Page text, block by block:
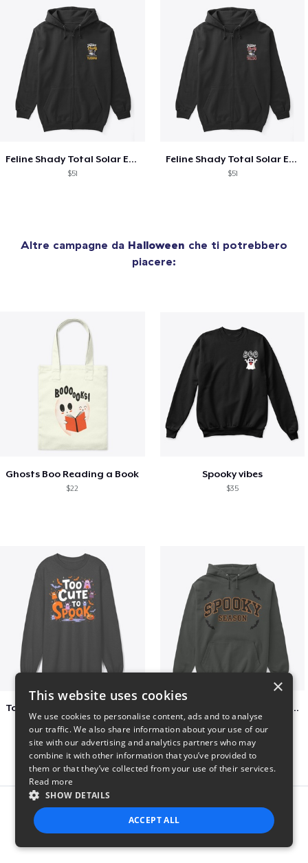
Feline Shady Total Solar Eclipse Tijuana
$51
Feline Shady Total Solar Eclipse Toledo
$51
Altre campagne da Halloween che ti potrebbero
piacere:
Ghosts Boo Reading a Book
$22
Spooky vibes
$35
$37
Varsity Halloween Spooky Season Letter
$29
Report this product
×
This website uses cookies
We use cookies to personalise content, ads and to analyse
our traffic. We also share information about your use of our
site with our advertising and analytics partners who may
combine it with other information that you’ve provided to
them or that they’ve collected from your use of their services.
Read more
SHOW DETAILS
ACCEPT ALL
STRICTLY NECESSARY PERFORMANCE